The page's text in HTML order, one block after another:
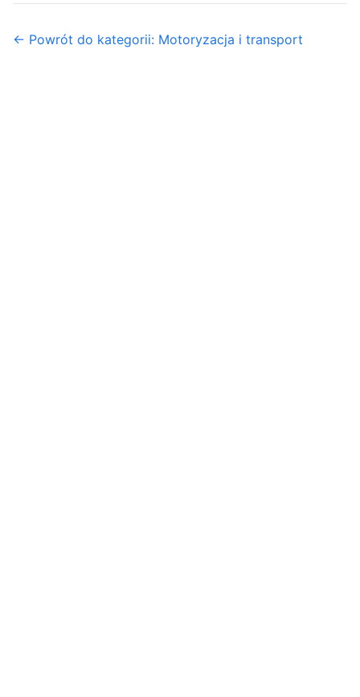
← Powrót do kategorii: Motoryzacja i transport